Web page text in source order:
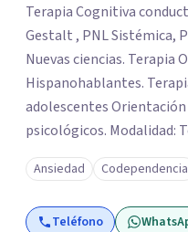
Terapia Cognitiva
Gestalt , PNL Sistémica,
Nuevas ciencias. Terapia
Hispanohablantes.
adolescentes Orientación
psicológicos. Modalidad:
Ansiedad Codependencia
Teléfono